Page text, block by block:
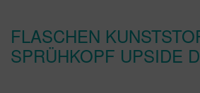
FLASCHEN
SPRÜHKOPF UPSIDE